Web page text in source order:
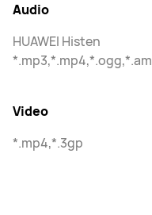
Audio
HUAWEI Histen
Video
*.mp4,*.3gp